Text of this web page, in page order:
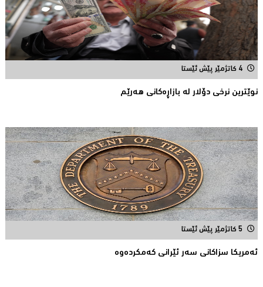
4 کاتژمێر پێش ئێستا
نوێترین نرخی دۆلار له‌ بازاڕه‌كانی هه‌رێم
5 کاتژمێر پێش ئێستا
ئه‌مریكا سزاكانی سه‌ر ئێرانی كه‌مكرده‌وه‌